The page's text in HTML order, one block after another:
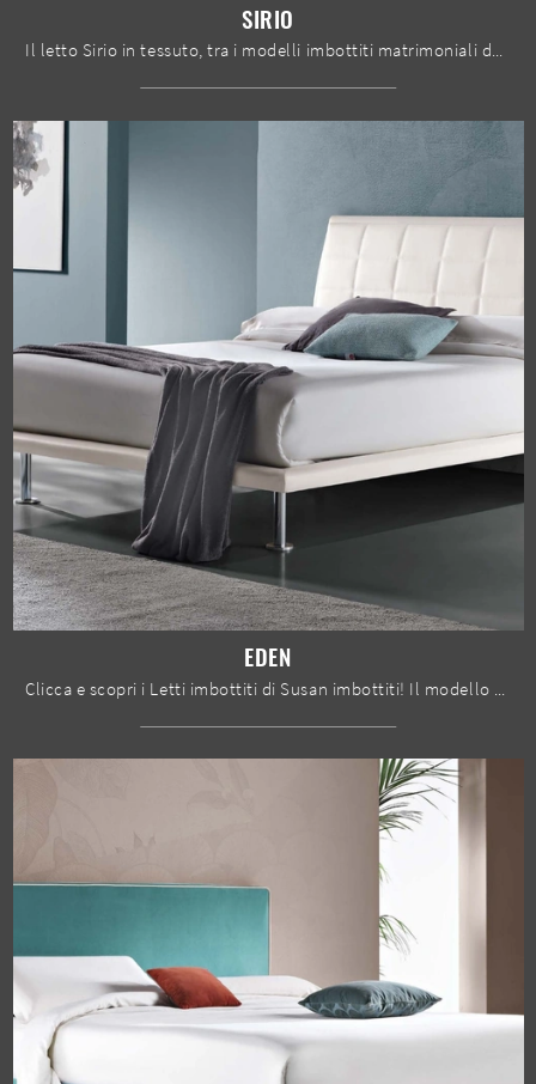
SIRIO
Il letto Sirio in tessuto, tra i modelli imbottiti matrimoniali design di Susan imbottiti, è pensato per assicurarti il riposo migliore.
EDEN